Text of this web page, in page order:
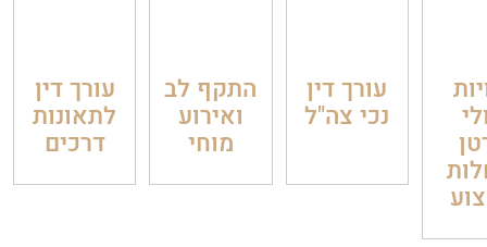
עורך דין
לתאונות
דרכים
התקף לב
ואירוע
מוחי
עורך דין
נכי צה"ל